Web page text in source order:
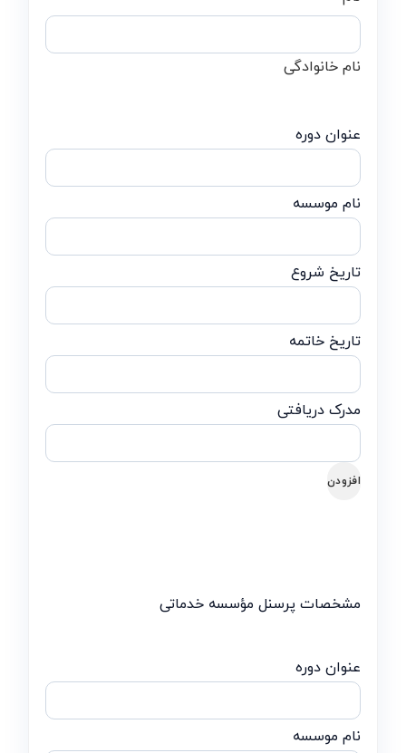
نام خانوادگی
افزودن
مشخصات پرسنل مؤسسه خدماتی